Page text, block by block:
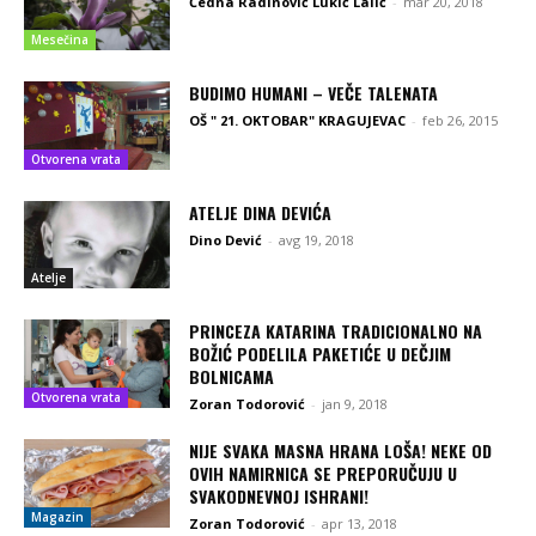
Mesečina
Otvorena vrata
BUDIMO HUMANI – VEČE TALENATA
OŠ " 21. OKTOBAR" KRAGUJEVAC - feb 26, 2015
Atelje
ATELJE DINA DEVIĆA
Dino Dević - avg 19, 2018
Otvorena vrata
PRINCEZA KATARINA TRADICIONALNO NA
BOŽIĆ PODELILA PAKETIĆE U DEČJIM
BOLNICAMA
Zoran Todorović - jan 9, 2018
Magazin
NIJE SVAKA MASNA HRANA LOŠA! NEKE OD
OVIH NAMIRNICA SE PREPORUČUJU U
SVAKODNEVNOJ ISHRANI!
Zoran Todorović - apr 13, 2018